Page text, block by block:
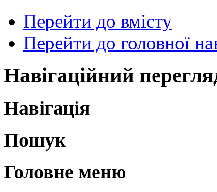
Перейти до вмісту
Перейти до головної
Навігаційний
Навігація
Пошук
Головне меню